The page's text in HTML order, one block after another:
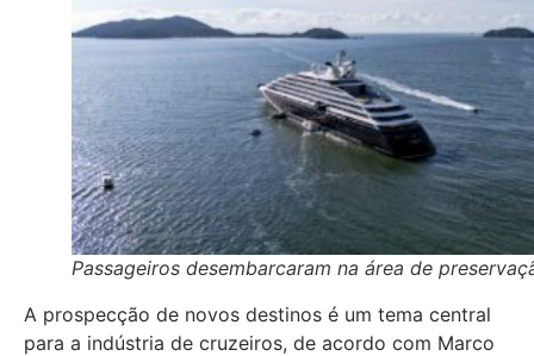
Passageiros desembarcaram na área de
A prospecção de novos destinos é um tema central
para a indústria de cruzeiros, de acordo com Marco